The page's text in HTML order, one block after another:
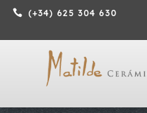
 (+34) 625 304 630